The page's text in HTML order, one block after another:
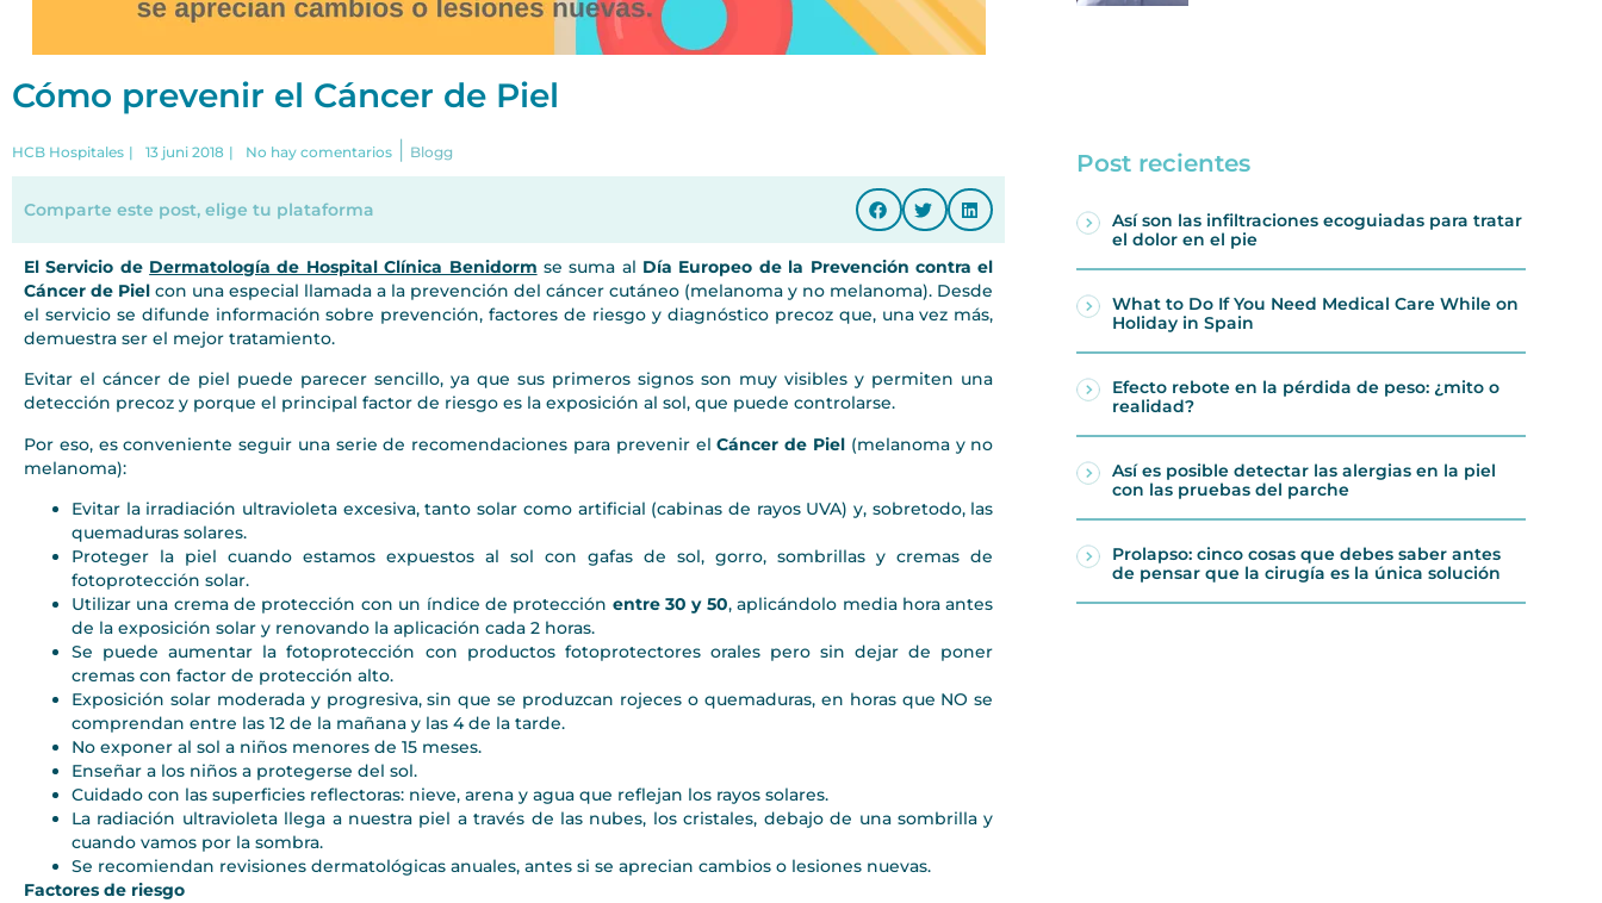
Cómo prevenir el Cáncer de Piel
HCB Hospitales | 13 juni 2018 | No hay comentarios Blogg
Comparte este post, elige tu plataforma
El Servicio de Dermatología de Hospital Clínica Benidorm se suma al Día Europeo de la Prevención contra el
Cáncer de Piel con una especial llamada a la prevención del cáncer cutáneo (melanoma y no melanoma). Desde
el servicio se difunde información sobre prevención, factores de riesgo y diagnóstico precoz que, una vez más,
demuestra ser el mejor tratamiento.
Evitar el cáncer de piel puede parecer sencillo, ya que sus primeros signos son muy visibles y permiten una
detección precoz y porque el principal factor de riesgo es la exposición al sol, que puede controlarse.
Por eso, es conveniente seguir una serie de recomendaciones para prevenir elCáncer de Piel(melanoma y no
melanoma):
Evitar la irradiación ultravioleta excesiva, tanto solar como artificial (cabinas de rayos UVA) y, sobretodo, las
quemaduras solares.
Proteger la piel cuando estamos expuestos al sol con gafas de sol, gorro, sombrillas y cremas de
fotoprotección solar.
Utilizar una crema de protección con un índice de protección entre 30 y 50, aplicándolo media hora antes
de la exposición solar y renovando la aplicación cada 2 horas.
Se puede aumentar la fotoprotección con productos fotoprotectores orales pero sin dejar de poner
cremas con factor de protección alto.
Exposición solar moderada y progresiva, sin que se produzcan rojeces o quemaduras, en horas que NO se
comprendan entre las 12 de la mañana y las 4 de la tarde.
No exponer al sol a niños menores de 15 meses.
Enseñar a los niños a protegerse del sol.
Cuidado con las superficies reflectoras: nieve, arena y agua que reflejan los rayos solares.
La radiación ultravioleta llega a nuestra piel a través de las nubes, los cristales, debajo de una sombrilla y
cuando vamos por la sombra.
Se recomiendan revisiones dermatológicas anuales, antes si se aprecian cambios o lesiones nuevas.
Factores de riesgo
Post recientes
Así son las infiltraciones ecoguiadas para tratar
el dolor en el pie
What to Do If You Need Medical Care While on
Holiday in Spain
Efecto rebote en la pérdida de peso: ¿mito o
realidad?
Así es posible detectar las alergias en la piel
con las pruebas del parche
Prolapso: cinco cosas que debes saber antes
de pensar que la cirugía es la única solución